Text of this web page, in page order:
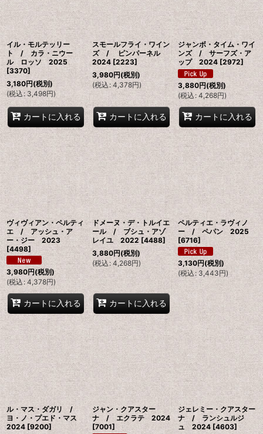
イル・モルテッリー
ト / カラ・ニウー
ル ロッソ 2025
[3370]
3,180円(税別)
(税込: 3,498円)
カートに入れる
スモールフライ・ワイン
ズ / ピンパーネル
2024 [2223]
3,980円(税別)
(税込 : 4,378円)
カートに入れる
ジャンボ・タイム・ワイ
ンズ / サーフズ・ア
ップ 2024 [2972]
3,880円(税別)
(税込: 4,268円)
カートに入れる
ヴィヴィアン・ペルティ
エ / アッシュ・ア
ー・ジー 2023
[4498]
3,980円(税別)
(税込 : 4,378円)
カートに入れる
ドメーヌ・デ・トルイエ
ール / ブシュ・アゾ
レイユ 2022 [4488]
3,880円(税別)
(税込 : 4,268円)
カートに入れる
ペルティエ・ラヴィノ
ー / ペパン 2025
[6716]
3,130円(税別)
(税込 : 3,443円)
ル・マス・ダガリ /
ヨ・ノ・プエド・マス
2024 [9200]
ジャン・クアスター
ナ / エクラテ 2024
[7001]
ジェレミー・クアスター
ナ / ランシュルジ
ュ 2024 [4603]